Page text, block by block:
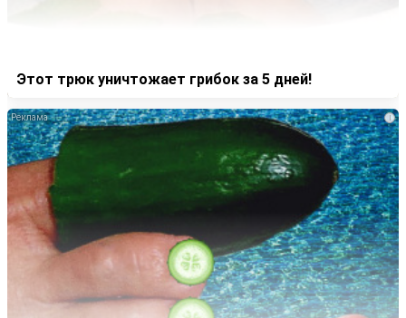
Этот трюк уничтожает грибок за 5 дней!
i